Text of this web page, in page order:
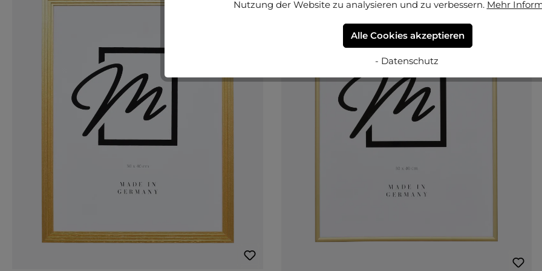
Nutzung der Website zu analysieren und zu verbessern. Mehr
Alle Cookies akzeptieren
- Datenschutz